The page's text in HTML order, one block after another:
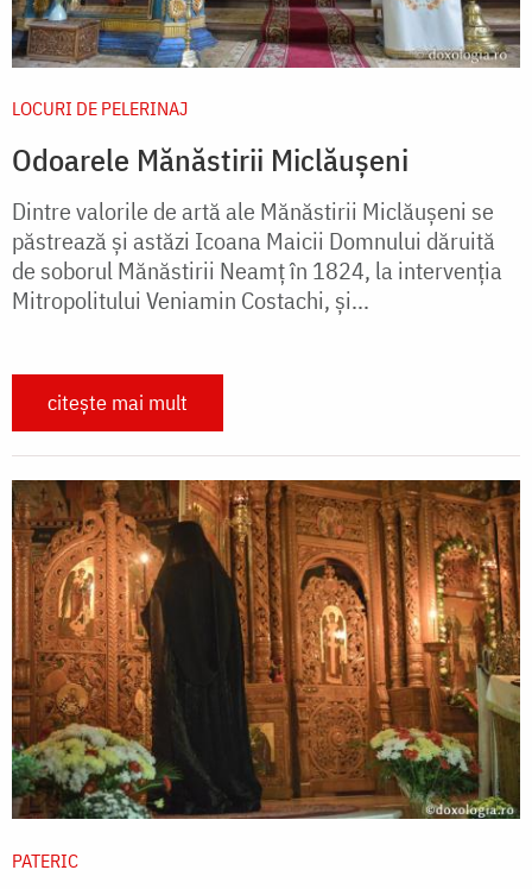
LOCURI DE PELERINAJ
Odoarele Mănăstirii Miclăușeni
Dintre valorile de artă ale Mănăstirii Miclăușeni se
păstrează și astăzi Icoana Maicii Domnului dăruită
de soborul Mănăstirii Neamț în 1824, la intervenția
Mitropolitului Veniamin Costachi, și...
citește mai mult
PATERIC